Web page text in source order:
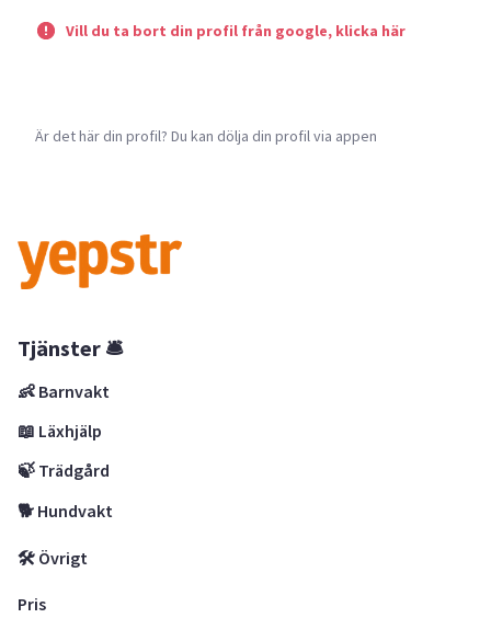
Vill du ta bort din profil från google, klicka här
Är det här din profil? Du kan dölja din profil via appen
Tjänster 🛎
👶 Barnvakt
📖 Läxhjälp
🍃 Trädgård
🐕 Hundvakt
🛠 Övrigt
Pris